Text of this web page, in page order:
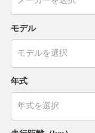
モデル
年式